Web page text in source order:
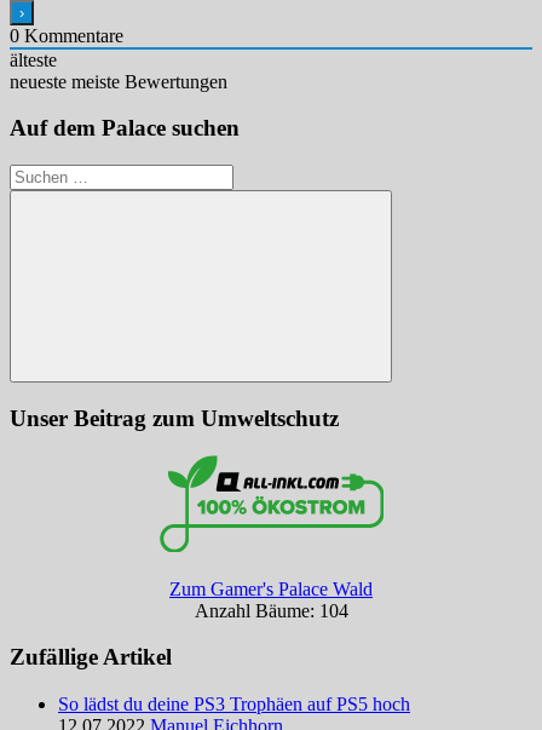
0 Kommentare
älteste
neueste meiste Bewertungen
Auf dem Palace suchen
Suchen
nach:
Suchen
Unser Beitrag zum Umweltschutz
Zum Gamer's Palace Wald
Anzahl Bäume: 104
Zufällige Artikel
So lädst du deine PS3 Trophäen auf PS5 hoch
12.07.2022 Manuel Eichhorn